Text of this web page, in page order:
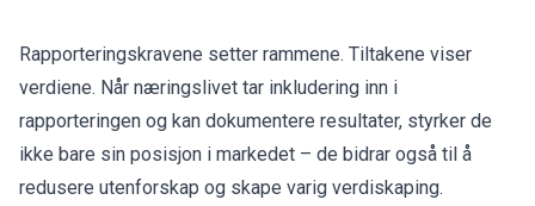
Rapporteringskravene setter rammene. Tiltakene viser
verdiene. Når næringslivet tar inkludering inn i
rapporteringen og kan dokumentere resultater, styrker de
ikke bare sin posisjon i markedet – de bidrar også til å
redusere utenforskap og skape varig verdiskaping.